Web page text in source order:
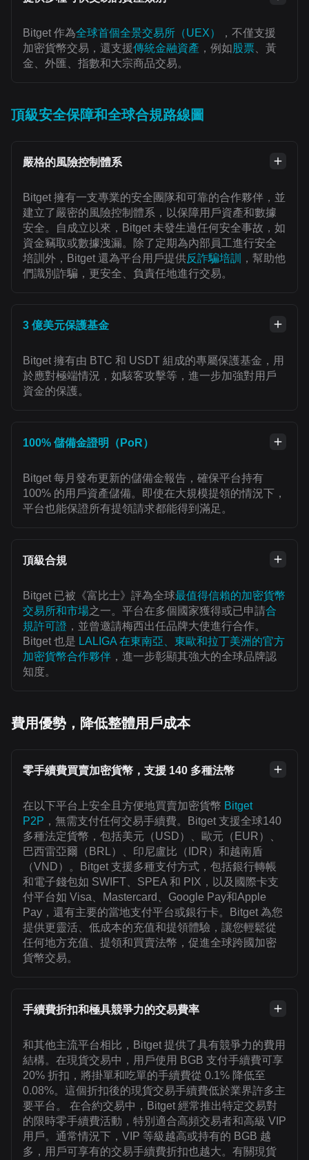
Bitget 作為全球首個全景交易所（UEX）
，不僅支援
加密貨幣交易，還支援傳統金融資產 ，例如 股票 、黃
金、外匯、指數和大宗商品交易。
頂級安全保障和全球合規路線圖
嚴格的風險控制體系
Bitget 擁有一支專業的安全團隊和可靠的合作夥伴，並
建立了嚴密的風險控制體系，以保障用戶資產和數據
安全。自成立以來，Bitget 未發生過任何安全事故，如
資金竊取或數據洩漏。除了定期為內部員工進行安全
培訓外，Bitget 還為平台用戶提供反詐騙培訓
，幫助他
們識別詐騙，更安全、負責任地進行交易。
3 億美元保護基金
Bitget 擁有由 BTC 和 USDT 組成的專屬保護基金，用
於應對極端情況，如駭客攻擊等，進一步加強對用戶
資金的保護。
100% 儲備金證明（PoR）
Bitget 每月發布更新的儲備金報告，確保平台持有
100% 的用戶資產儲備。即使在大規模提領的情況下，
平台也能保證所有提領請求都能得到滿足。
頂級合規
Bitget 已被《富比士》評為全球最值得信賴的加密貨幣
交易所和市場之一。平台在多個國家獲得或已申請合
規許可證 ，並曾邀請梅西出任品牌大使進行合作。
Bitget 也是 LALIGA 在東南亞、東歐和拉丁美洲的官方
加密貨幣合作夥伴 ，進一步彰顯其強大的全球品牌認
知度。
費用優勢，降低整體用戶成本
零手續費買賣加密貨幣，支援 140 多種法幣
在以下平台上安全且方便地買賣加密貨幣 Bitget
P2P ，無需支付任何交易手續費。Bitget 支援全球140
多種法定貨幣，包括美元（USD）、歐元（EUR）、
巴西雷亞爾（BRL）、印尼盧比（IDR）和越南盾
（VND）。Bitget 支援多種支付方式，包括銀行轉帳
和電子錢包如 SWIFT、SPEA 和 PIX，以及國際卡支
付平台如 Visa、Mastercard、Google Pay和Apple
Pay，還有主要的當地支付平台或銀行卡。Bitget 為您
提供更靈活、低成本的充值和提領體驗，讓您輕鬆從
任何地方充值、提領和買賣法幣，促進全球跨國加密
貨幣交易。
手續費折扣和極具競爭力的交易費率
和其他主流平台相比，Bitget 提供了具有競爭力的費用
結構。在現貨交易中，用戶使用 BGB 支付手續費可享
20% 折扣，將掛單和吃單的手續費從 0.1% 降低至
0.08%。這個折扣後的現貨交易手續費低於業界許多主
要平台。 在合約交易中，Bitget 經常推出特定交易對
的限時零手續費活動，特別適合高頻交易者和高級 VIP
用戶。通常情況下，VIP 等級越高或持有的 BGB 越
多，用戶可享有的交易手續費折扣也越大。有關現貨